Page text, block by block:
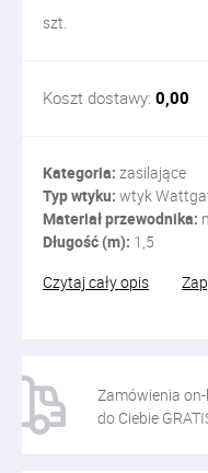
szt.
Koszt dostawy: 0,00
Kategoria: zasilające
Typ wtyku: wtyk
Materiał przewodnika:
Długość (m): 1,5
Czytaj cały opis
Zamówienia
do Ciebie